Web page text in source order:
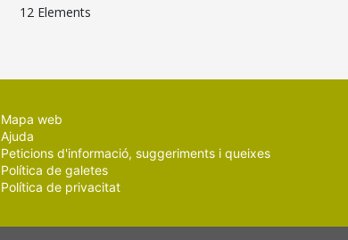
12 Elements
Mapa web
Ajuda
Peticions d'informació, suggeriments i queixes
Política de galetes
Política de privacitat